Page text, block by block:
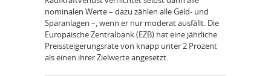
nominalen Werte – dazu zählen alle Geld- und
Sparanlagen –, wenn er nur moderat ausfällt. Die
Europäische Zentralbank (EZB) hat eine jährliche
Preissteigerungsrate von knapp unter 2 Prozent
als einen ihrer Zielwerte angesetzt.